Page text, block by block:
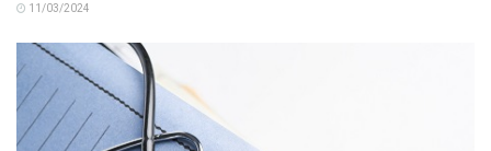
11/03/2024